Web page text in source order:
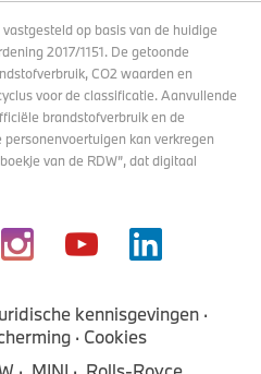
op basis van de huidige
2017/1151. De getoonde
CO2 waarden en
voor de classificatie. Aanvullende
brandstofverbruik en de
kan verkregen
van de RDW”, dat digitaal
kennisgevingen
Cookies